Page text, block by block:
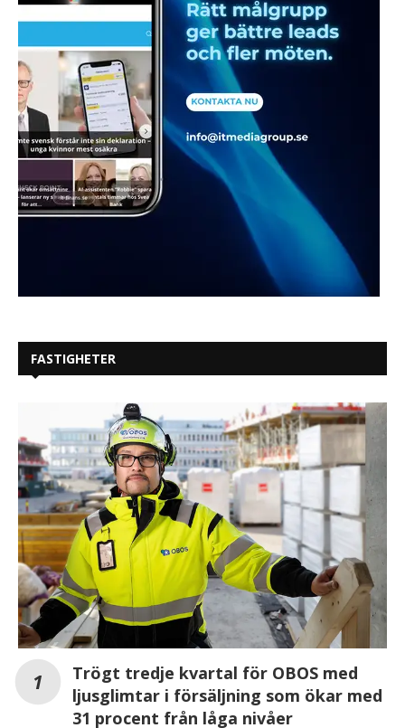
FASTIGHETER
Trögt tredje kvartal för OBOS med
ljusglimtar i försäljning som ökar med
31 procent från låga nivåer